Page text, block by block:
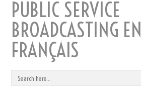
PUBLIC SERVICE
BROADCASTING EN
FRANÇAIS